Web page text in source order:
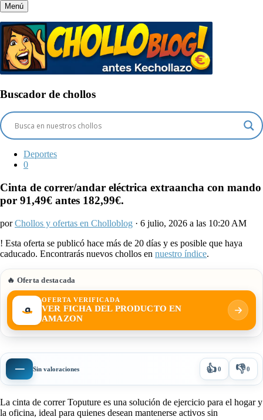
Menú
Buscador de chollos
Deportes
0
Cinta de correr/andar eléctrica extraancha con mando
por 91,49€ antes 182,99€.
porChollos y ofertas en Cholloblog · 6 julio, 2026 a las 10:20 AM
! Esta oferta se publicó hace más de 20 días y es posible que haya
caducado. Encontrarás nuevos chollos en nuestro índice.
🔥 Oferta destacada
OFERTA VERIFICADA
VER FICHA DEL PRODUCTO EN
AMAZON
— Sin valoraciones 👍0 👎0
La cinta de correr Toputure es una solución de ejercicio para el hogar y
la oficina, ideal para quienes desean mantenerse activos sin